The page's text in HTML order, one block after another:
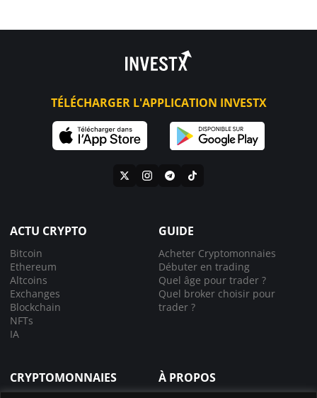
TÉLÉCHARGER L'APPLICATION INVESTX
ACTU CRYPTO
Bitcoin
Ethereum
Altcoins
Exchanges
Blockchain
NFTs
IA
GUIDE
Acheter Cryptomonnaies
Débuter en trading
Quel âge pour trader ?
Quel broker choisir pour
trader ?
CRYPTOMONNAIES À PROPOS